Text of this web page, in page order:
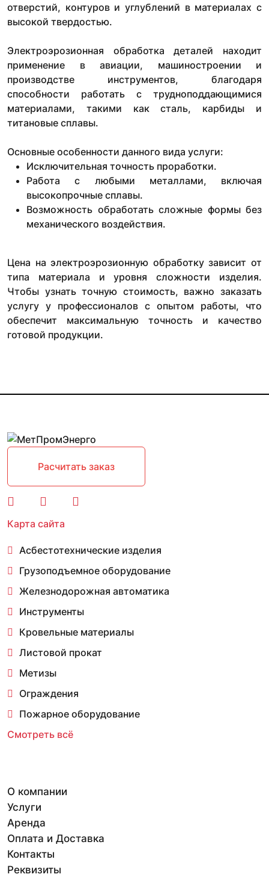
отверстий, контуров и углублений в материалах с
высокой твердостью.
Электроэрозионная обработка деталей находит
применение в авиации, машиностроении и
производстве инструментов, благодаря
способности работать с трудноподдающимися
материалами, такими как сталь, карбиды и
титановые сплавы.
Основные особенности данного вида услуги:
Исключительная точность проработки.
Работа с любыми металлами, включая
высокопрочные сплавы.
Возможность обработать сложные формы без
механического воздействия.
Цена на электроэрозионную обработку зависит от
типа материала и уровня сложности изделия.
Чтобы узнать точную стоимость, важно заказать
услугу у профессионалов с опытом работы, что
обеспечит максимальную точность и качество
готовой продукции.
Расчитать заказ
Карта сайта
Асбестотехнические изделия
Грузоподъемное оборудование
Железнодорожная автоматика
Инструменты
Кровельные материалы
Листовой прокат
Метизы
Ограждения
Пожарное оборудование
Смотреть всё
О компании
Услуги
Аренда
Оплата и Доставка
Контакты
Реквизиты